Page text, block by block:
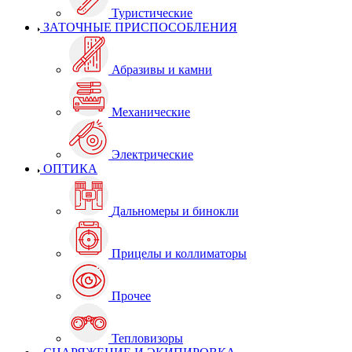
Туристические
ЗАТОЧНЫЕ ПРИСПОСОБЛЕНИЯ
Абразивы и камни
Механические
Электрические
ОПТИКА
Дальномеры и бинокли
Прицелы и коллиматоры
Прочее
Тепловизоры